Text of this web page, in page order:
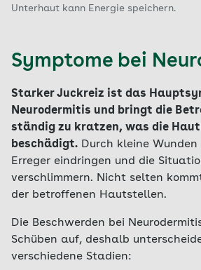
Unterhaut kann Energie speichern.
Symptome bei
Starker Juckreiz ist das
Neurodermitis und bringt die
ständig zu kratzen, was die
beschädigt. Durch kleine
Erreger eindringen und die
verschlimmern. Nicht selten
der betroffenen Hautstellen.
Die Beschwerden bei
Schüben auf, deshalb
verschiedene Stadien: